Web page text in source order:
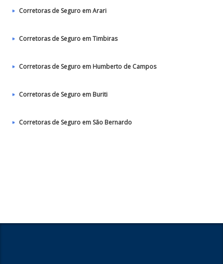
Corretoras de Seguro em Arari
Corretoras de Seguro em Timbiras
Corretoras de Seguro em Humberto de Campos
Corretoras de Seguro em Buriti
Corretoras de Seguro em São Bernardo